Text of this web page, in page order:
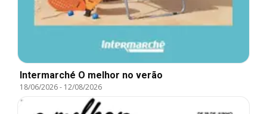
Intermarché O melhor no verão
18/06/2026- 12/08/2026